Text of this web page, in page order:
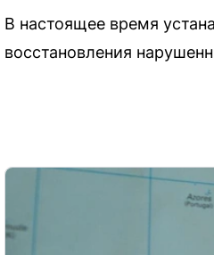
В настоящее время
восстановления